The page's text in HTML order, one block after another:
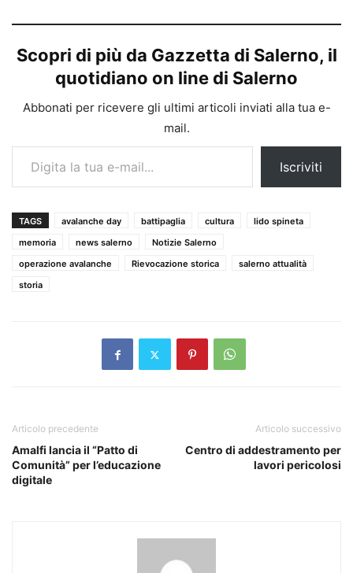
Scopri di più da Gazzetta di Salerno, il
quotidiano on line di Salerno
Abbonati per ricevere gli ultimi articoli inviati alla tua e-
mail.
Digita la tua e-mail...
Iscriviti
TAGS avalanche day battipaglia cultura
lido spineta
memoria
news salerno
Notizie Salerno
operazione avalanche
Rievocazione storica
salerno attualità
storia
Articolo precedente
Amalfi lancia il “Patto di
Comunità” per l’educazione
digitale
Articolo successivo
Centro di addestramento per
lavori pericolosi